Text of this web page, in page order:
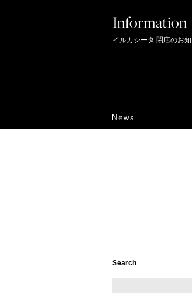
Information
イルカシータ 閉店のお
Search